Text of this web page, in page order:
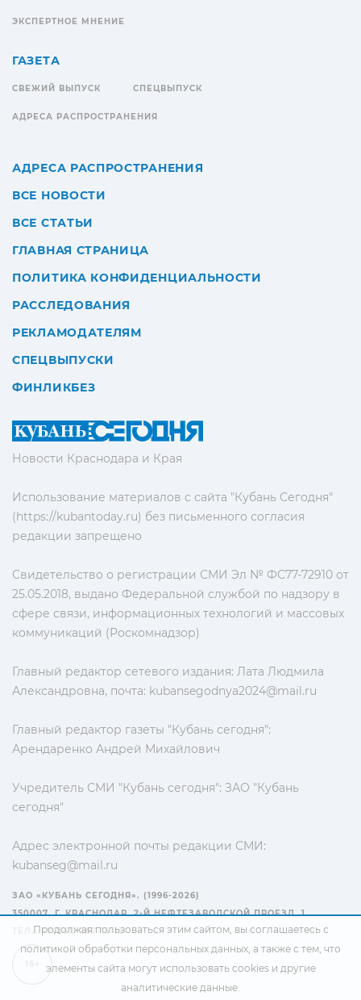
Новости Краснодара и Края
Использование материалов с сайта "Кубань Сегодня"
(https://kubantoday.ru) без письменного согласия
редакции запрещено
Свидетельство о регистрации СМИ Эл № ФС77-72910 от
25.05.2018, выдано Федеральной службой по надзору в
сфере связи, информационных технологий и массовых
коммуникаций (Роскомнадзор)
Главный редактор сетевого издания: Лата Людмила
Александровна, почта: kubansegodnya2024@mail.ru
Главный редактор газеты "Кубань сегодня":
Арендаренко Андрей Михайлович
Учредитель СМИ "Кубань сегодня": ЗАО "Кубань
сегодня"
Адрес электронной почты редакции СМИ:
kubanseg@mail.ru
ЭКСПЕРТНОЕ МНЕНИЕ
ГАЗЕТА
СВЕЖИЙ ВЫПУСК СПЕЦВЫПУСК
АДРЕСА РАСПРОСТРАНЕНИЯ
АДРЕСА РАСПРОСТРАНЕНИЯ
ВСЕ НОВОСТИ
ВСЕ СТАТЬИ
ГЛАВНАЯ СТРАНИЦА
ПОЛИТИКА КОНФИДЕНЦИАЛЬНОСТИ
РАССЛЕДОВАНИЯ
РЕКЛАМОДАТЕЛЯМ
СПЕЦВЫПУСКИ
ФИНЛИКБЕЗ
ЗАО «КУБАНЬ СЕГОДНЯ». (1996-2026)
350007, Г. КРАСНОДАР, 2-Й НЕФТЕЗАВОДСКОЙ ПРОЕЗД, 1
ТЕЛ.: +7(861) 267-15-15
Продолжая пользоваться этим сайтом, вы соглашаетесь с
политикой обработки персональных данных, а также с тем, что
элементы сайта могут использовать cookies и другие
аналитические данные.